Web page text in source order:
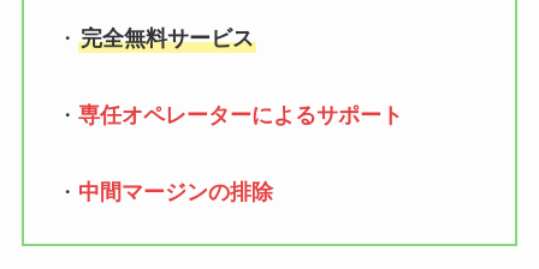
・ 完全無料サービス
・ 専任オペレーターによるサポート
・ 中間マージンの排除